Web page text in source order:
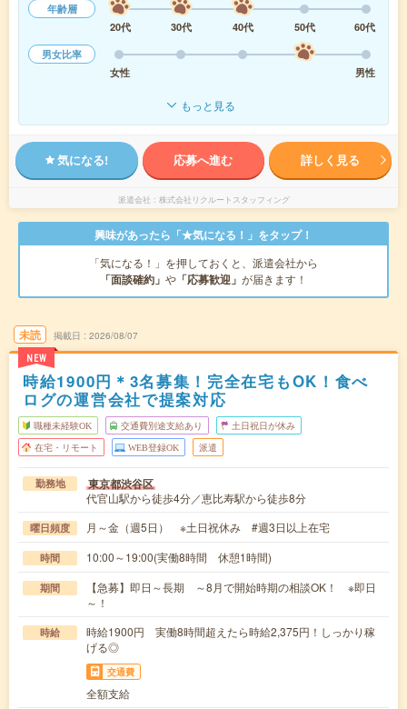
年齢層
20代
30代 40代 50代
60代
男女比率
女性
男性
もっと見る
気になる! 応募へ進む 詳しく見る
派遣会社 株式会社リクルートスタッフィング
興味があったら「★気になる！」をタップ！
「気になる！」を押しておくと、派遣会社から
「面談確約」 や 「応募歓迎」 が届きます！
未読
NEW
掲載日 2026/08/07
時給1900円＊3名募集！完全在宅もOK！食べ
ログの運営会社で提案対応
職種未経験OK 交通費別途支給あり 土日祝日が休み
在宅・リモート WEB登録OK 派遣
勤務地 東京都渋谷区
代官山駅から徒歩4分／恵比寿駅から徒歩8分
曜日頻度 月～金（週5日） ※土日祝休み #週3日以上在宅
時間 10:00～19:00(実働8時間 休憩1時間)
期間
【急募】即日～長期 ～8月で開始時期の相談OK！ ※即日
～！
時給
時給1900円 実働8時間超えたら時給2,375円！しっかり稼
げる◎
交通費
全額支給